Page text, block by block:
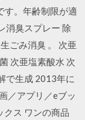
す。年齢制限が適
消臭スプレー 除
ごみ消臭 。 次亜
次亜塩素酸水 次
で生成 2013年に
／アプリ／eブッ
クス ワンの商品